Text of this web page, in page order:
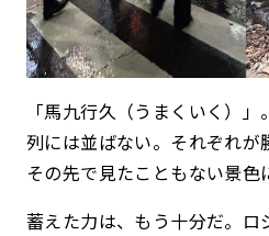
「馬九行久（うまくいく）
列には並ばない。それぞれが
その先で見たこともない景色
蓄えた力は、もう十分だ。ロ